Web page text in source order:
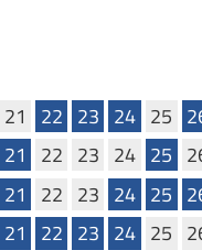
21 22 23 24 25
21 22 23 24 25
21 22 23 24 25
21 22 23 24 25